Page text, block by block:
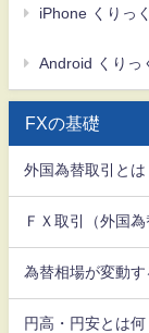
iPhone くりっ
Android くりっ
FXの基礎
外国為替取引とは
ＦＸ取引（外国
為替相場が変動す
円高・円安とは何